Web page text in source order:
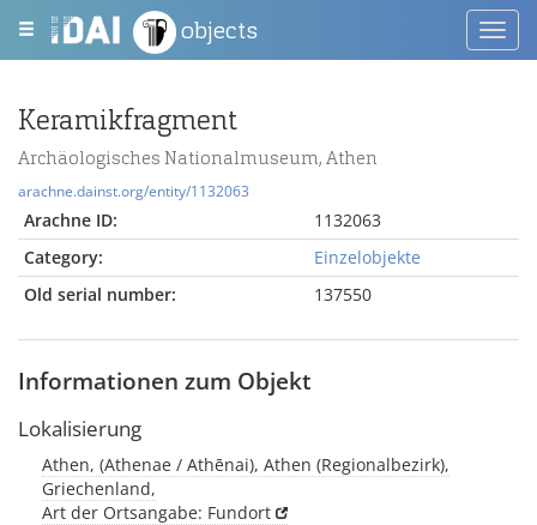
objects
Keramikfragment
Archäologisches Nationalmuseum, Athen
arachne.dainst.org/entity/1132063
Arachne ID:
1132063
Category:
Einzelobjekte
Old serial number:
137550
Informationen zum Objekt
Lokalisierung
Athen, (Athenae / Athēnai), Athen (Regionalbezirk),
Griechenland,
Art der Ortsangabe: Fundort